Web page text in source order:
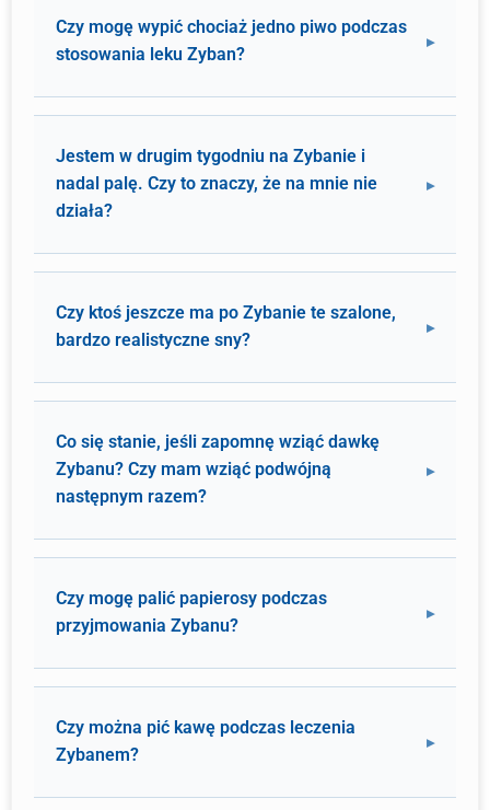
Czy mogę wypić chociaż jedno piwo podczas
stosowania leku Zyban?
Jestem w drugim tygodniu na Zybanie i
nadal palę. Czy to znaczy, że na mnie nie
działa?
Czy ktoś jeszcze ma po Zybanie te szalone,
bardzo realistyczne sny?
Co się stanie, jeśli zapomnę wziąć dawkę
Zybanu? Czy mam wziąć podwójną
następnym razem?
Czy mogę palić papierosy podczas
przyjmowania Zybanu?
Czy można pić kawę podczas leczenia
Zybanem?